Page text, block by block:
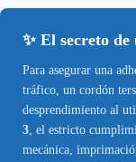
✨ El secreto
Para asegurar una
tráfico, un cordón
desprendimiento al
3, el estricto
mecánica,